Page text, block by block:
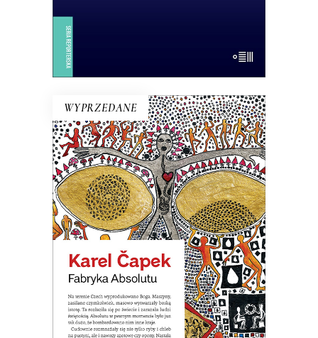
WYPRZEDANE
FABRYKA ABSOLUTU
Na terenie Czech wyprodukowano
Boga. Nastała na świecie
nieograniczona obfitość wszystkiego.
Ale okazało się, że ludziom potrzeba
wszystkiego, tylko nie nieograniczonej
obfitości.
39.00zł 19.50zł